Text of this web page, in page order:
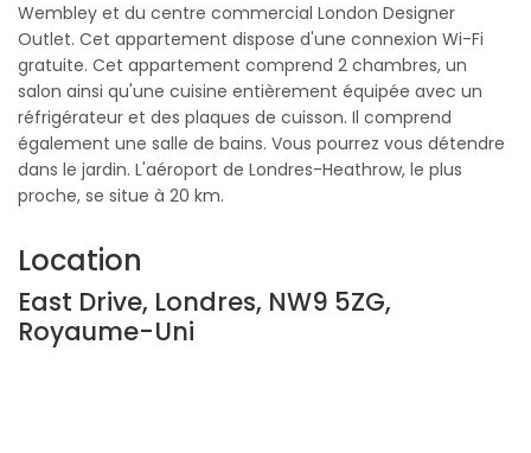
Wembley et du centre commercial London Designer
Outlet. Cet appartement dispose d'une connexion Wi-Fi
gratuite. Cet appartement comprend 2 chambres, un
salon ainsi qu'une cuisine entièrement équipée avec un
réfrigérateur et des plaques de cuisson. Il comprend
également une salle de bains. Vous pourrez vous détendre
dans le jardin. L'aéroport de Londres-Heathrow, le plus
proche, se situe à 20 km.
Location
East Drive, Londres, NW9 5ZG,
Royaume-Uni